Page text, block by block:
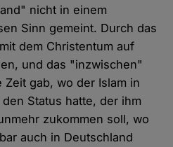
nicht in einem
Sinn gemeint. Durch das
dem Christentum auf
und das "inzwischen"
Zeit gab, wo der Islam in
Status hatte, der ihm
zukommen soll, wo
auch in Deutschland